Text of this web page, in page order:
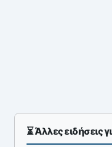
⏳ Άλλες ειδήσεις